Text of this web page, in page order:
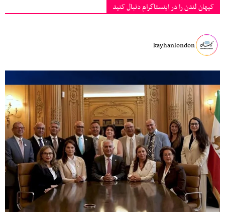
کیهان لندن را در اینستاگرام دنبال کنید
kayhanlondon